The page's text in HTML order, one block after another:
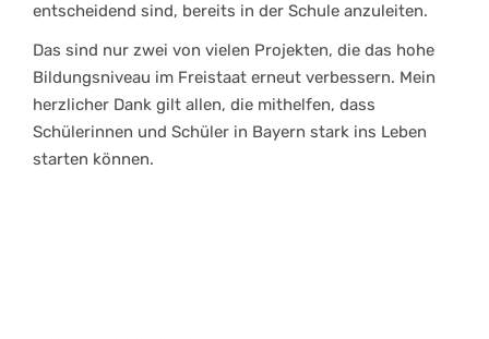
entscheidend sind, bereits in der Schule anzuleiten.
Das sind nur zwei von vielen Projekten, die das hohe
Bildungsniveau im Freistaat erneut verbessern. Mein
herzlicher Dank gilt allen, die mithelfen, dass
Schülerinnen und Schüler in Bayern stark ins Leben
starten können.